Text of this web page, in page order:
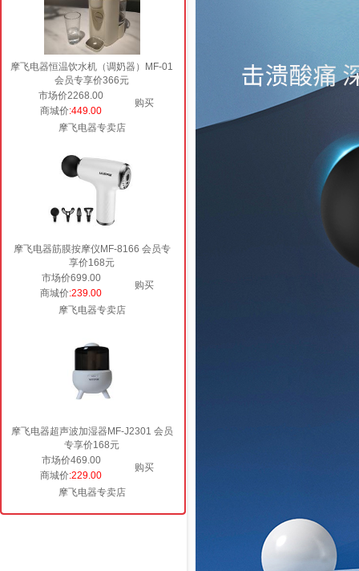
摩飞电器恒温饮水机（调奶器）MF-01
会员专享价366元
市场价2268.00
购买
商城价:449.00
摩飞电器专卖店
摩飞电器筋膜按摩仪MF-8166 会员专
享价168元
市场价699.00
购买
商城价:239.00
摩飞电器专卖店
摩飞电器超声波加湿器MF-J2301 会员
专享价168元
市场价469.00
购买
商城价:229.00
摩飞电器专卖店